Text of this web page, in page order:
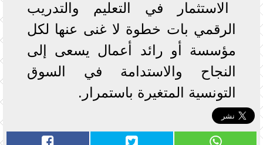
الاستثمار في التعليم والتدريب
الرقمي بات خطوة لا غنى عنها لكل
مؤسسة أو رائد أعمال يسعى إلى
النجاح والاستدامة في السوق
التونسية المتغيرة باستمرار.